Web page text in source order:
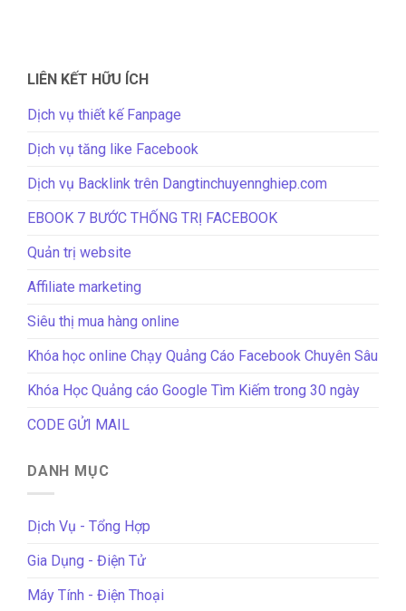
LIÊN KẾT HỮU ÍCH
Dịch vụ thiết kế Fanpage
Dịch vụ tăng like Facebook
Dịch vụ Backlink trên Dangtinchuyennghiep.com
EBOOK 7 BƯỚC THỐNG TRỊ FACEBOOK
Quản trị website
Affiliate marketing
Siêu thị mua hàng online
Khóa học online Chạy Quảng Cáo Facebook Chuyên Sâu
Khóa Học Quảng cáo Google Tìm Kiếm trong 30 ngày
CODE GỬI MAIL
DANH MỤC
Dịch Vụ - Tổng Hợp
Gia Dụng - Điện Tử
Máy Tính - Điện Thoại